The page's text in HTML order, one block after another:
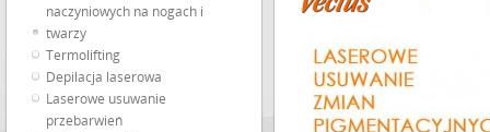
naczyniowych na nogach i
twarzy
Termolifting
Depilacja laserowa
Laserowe usuwanie
przebarwień